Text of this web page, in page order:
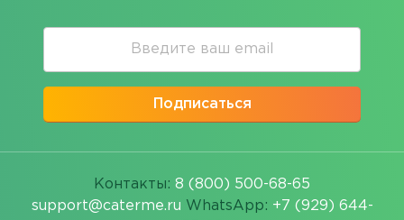
Подписаться
Контакты: 8 (800) 500-68-65
support@caterme.ru WhatsApp: +7 (929) 644-